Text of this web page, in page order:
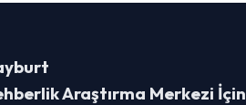
Araştırma Merkezi İçin